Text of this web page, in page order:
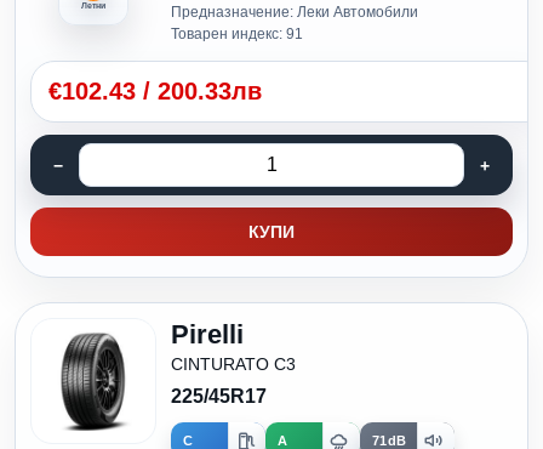
Летни
Предназначение: Леки Автомобили
Товарен индекс: 91
€102.43 / 200.33лв
КУПИ
Pirelli
CINTURATO C3
225/45R17
C A 71dB